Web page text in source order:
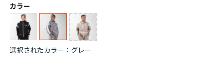
カラー
選択されたカラー：グレー